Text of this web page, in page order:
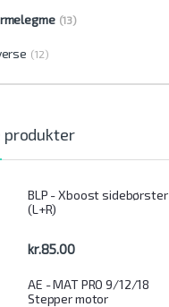
(13)
(12)
produkter
BLP - Xboost sidebørster
(L+R)
kr.85.00
AE - MAT PRO 9/12/18
Stepper motor